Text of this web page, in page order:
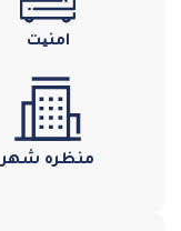
امنیت
منظره شهر